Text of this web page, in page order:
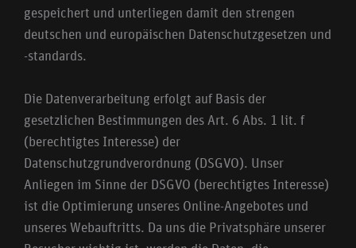
gespeichert und unterliegen damit den strengen
deutschen und europäischen Datenschutzgesetzen und
-standards.
Die Datenverarbeitung erfolgt auf Basis der
gesetzlichen Bestimmungen des Art. 6 Abs. 1 lit. f
(berechtigtes Interesse) der
Datenschutzgrundverordnung (DSGVO). Unser
Anliegen im Sinne der DSGVO (berechtigtes Interesse)
ist die Optimierung unseres Online-Angebotes und
unseres Webauftritts. Da uns die Privatsphäre unserer